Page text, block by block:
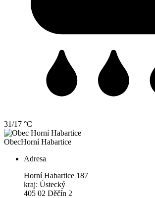
31/17 °C
ObecHorní Habartice
Adresa
Horní Habartice 187
kraj: Ústecký
405 02 Děčín 2